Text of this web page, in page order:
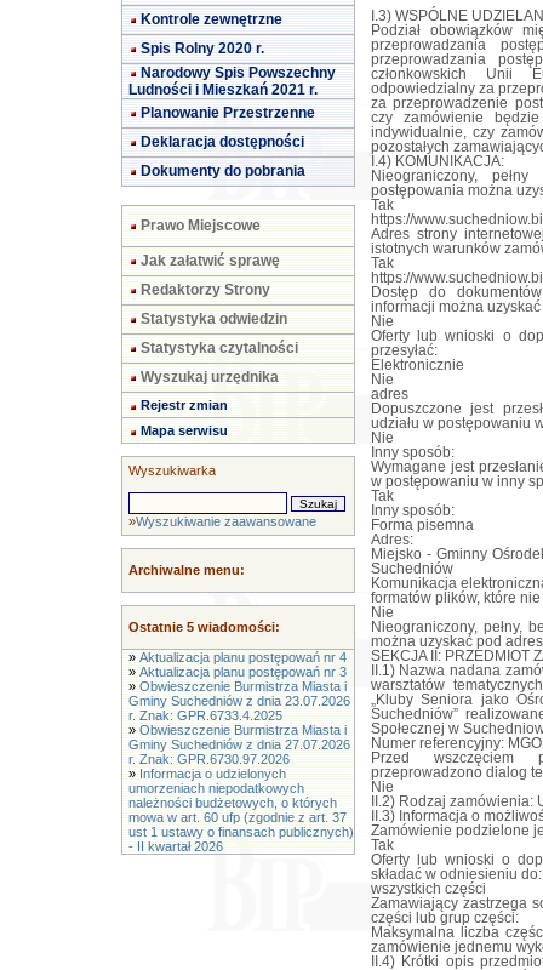
Kontrole zewnętrzne
Spis Rolny 2020 r.
Narodowy Spis Powszechny
Ludności i Mieszkań 2021 r.
Planowanie Przestrzenne
Deklaracja dostępności
Dokumenty do pobrania
Prawo Miejscowe
Jak załatwić sprawę
Redaktorzy Strony
Statystyka odwiedzin
Statystyka czytalności
Wyszukaj urzędnika
Rejestr zmian
Mapa serwisu
Wyszukiwarka
»Wyszukiwanie zaawansowane
Archiwalne menu:
Ostatnie 5 wiadomości:
» Aktualizacja planu postępowań nr 4
» Aktualizacja planu postępowań nr 3
» Obwieszczenie Burmistrza Miasta i
Gminy Suchedniów z dnia 23.07.2026
r. Znak: GPR.6733.4.2025
» Obwieszczenie Burmistrza Miasta i
Gminy Suchedniów z dnia 27.07.2026
r. Znak: GPR.6730.97.2026
» Informacja o udzielonych
umorzeniach niepodatkowych
należności budżetowych, o których
mowa w art. 60 ufp (zgodnie z art. 37
ust 1 ustawy o finansach publicznych)
- II kwartał 2026
I.3) WSPÓLNE
Podział obowiązków
przeprowadzania
przeprowadzania
członkowskich Unii
odpowiedzialny za
za przeprowadzenie
czy zamówienie
indywidualnie, czy
pozostałych
I.4) KOMUNIKACJA:
Nieograniczony,
postępowania można
Tak
https://
Adres strony
istotnych warunków
Tak
https://
Dostęp do
informacji można
Nie
Oferty lub wnioski o
przesyłać:
Elektronicznie
Nie
adres
Dopuszczone jest
udziału w postępowaniu
Nie
Inny sposób:
Wymagane jest
w postępowaniu w inny
Tak
Inny sposób:
Forma pisemna
Adres:
Miejsko - Gminny
Suchedniów
Komunikacja
formatów plików, które
Nie
Nieograniczony, pełny,
można uzyskać pod
SEKCJA II: PRZEDMIOT
II.1) Nazwa nadana
warsztatów
„Kluby Seniora jako
Suchedniów”
Społecznej w
Numer referencyjny:
Przed wszczęciem
przeprowadzono dialog
Nie
II.2) Rodzaj zamówienia:
II.3) Informacja o
Zamówienie podzielone
Tak
Oferty lub wnioski o
składać w odniesieniu do:
wszystkich części
Zamawiający zastrzega
części lub grup części:
Maksymalna liczba
zamówienie jednemu
II.4) Krótki opis przedmiotu zamówienia (wielkość, zakres, rodzaj i ilość dostaw, usług lub robót budowlanych lub określenie zapotrzebowania i wymagań ) a w przypadku partnerstwa innowacyjnego - określenie zapotrzebowania na innowacyjny produkt, usługę lub roboty budowlane: 1. Przedmiotem zamówienia jest: 'Przeprowadzenie warsztatów tematycznych dla uczestniczek i uczestników projektu pt.: „Kluby Seniora jako Ośrodki Wsparcia Dziennego w Mieście i Gminie Suchedniów” realizowanego przez Miejsko - Gminny Ośrodek Pomocy Społecznej w Suchedniowie'. 2. Zadanie dofinansowane jest w ramach Regionalnego Programu Operacyjnego Województwa Świętokrzyskiego 2014-2020 współfinansowanego ze środków Europejskiego Funduszu Społecznego. 3. Przedmiotem zamówienia jest przeprowadzenie warsztatów tematycznych dla uczestniczek i uczestników projektu pt. 'Kluby Seniora jako ośrodki Wsparcia Dziennego w Mieście Gminie Suchedniów'. Warsztaty odbywać się będą w miejscu wskazanym przez Zamawiającego tj. w Klubie Seniora zlokalizowanym przy ul. Sportowej 1 w Suchedniowie oraz w Klubie Seniora w sołectwie Michniów (budynek CKI, Michniów 20 B) - chyba, że któraś część zamówienia przewiduje warsztaty poza lokalami. Prowadzący warsztaty muszą zapewnić dojazd na miejsce warsztatów we własnym zakresie. 4. Warsztaty odbywać się będą przez okres 30 miesięcy tj. od stycznia 2021 r. do czerwca 2023 r. Zamawiający informuje, że termin warsztatów może ulec przesunięciu ze względu na panującą sytuacje epidemiologiczną. Zamawiający nie ma wpływu na przepisy prawne regulujące możliwość funkcjonowania oraz prowadzenia klubów seniora na terytorium kraju. warsztaty odbywać się będą od poniedziałku do piątku w godzinach 08:00 - 14:00 na podstawie uzgodnionych z kierownikiem OWD miesięcznych, szczegółowych harmonogramów. Część zajęć (szczególnie z części 4 i 7 odbywać się będzie również w sobotę). Jako godzinę zajęciową należy rozumieć godzinę zegarową tj. 60 minut. 5. Przez cały okres realizacji zamówienia liczba uczestników będzie wynosiła maksymalnie 50 osób w tym 30 osób w Klubie Seniora w Suchedniowie oraz 20 osób w Klubie Seniora w Michniowie. Zajęcia odbywać się będą w 4 grupach tj. 2 grupy 10 osobowe w Michniowie oraz 2 grupy 15 osobowe w Suchedniowie. Dla części nr 6 zamówienia warsztaty odbywać się będą w grupach maksymalnie od 3 do 5 osób. Projekt zakłada rotacyjność uczestników, zgodnie z indywidualną deklaracją uczestnika projektu w taki sposób, aby każdy z uczestników Klubu Seniora korzystał z zajęć według indywidualnych potrzeb. 6. Zamawiający w ramach zamówienia zapewnia całą infrastrukturę zajęć tj. lokal z pełnym węzłem sanitarnym oraz zapleczem, przystosowany do potrzeb osób niepełnosprawnych, pomieszczenie z dostępem do Internetu wyposażone w projektor multimedialny, sprzęt audiowizualny oraz komputerowy, lokal jest w pełni umeblowany. Wyposażenie oraz materiały niezbędne do przeprowadzenia warsztatów, które zapewnia Zamawiający zostały opisane w poszczególnych częściach zamówienia. 7. Do obowiązków Wykonawcy będzie należało:  zapewnienie prowadzących szkolenie, którzy będą posiadali odpowiednie kwalifikacje, wykształcenie i doświadczenie,  opracowanie programu warsztatów po przeprowadzonej wcześniej analizie co do poziomu wiedzy uczestników danej grupy,